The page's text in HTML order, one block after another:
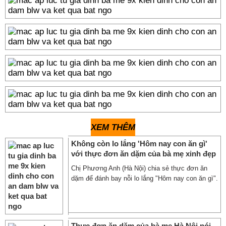
XEM THÊM
Không còn lo lắng 'Hôm nay con ăn gì'
với thực đơn ăn dặm của bà mẹ xinh đẹp
Chị Phương Anh (Hà Nội) chia sẻ thực đơn ăn
dặm để đánh bay nỗi lo lắng "Hôm nay con ăn gì".